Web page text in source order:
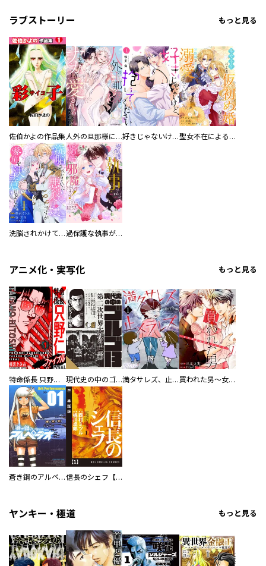
ラブストーリー もっと見る
佐伯かよの作品集 人外の旦那様に娶られ毎晩ナカまで愛される…。アンソロジー 好きじゃないけど、抱いてください【電子単行本版／特典おまけ付き】 聖女不在による仮初め婚なのに、不器用な王太子に溺愛されています【電子単行本版／特典おまけ付き】
洗脳されかけていた悪役令嬢ですが家出を決意しました。【電子単行本版／特典おまけ付き】 過保護な執事が私の婚活を邪魔してきます！ 分冊版
アニメ化・実写化 もっと見る
特命係長 只野仁ファイナル 愛蔵版 現代史の中のゴルゴ13 満タサレズ、止メラレズ 買われた男～女性限定快感セラピスト～【描き下ろしおまけ付き特装版】
蒼き鋼のアルペジオ 信長のシェフ【単話版】
ヤンキー・極道 もっと見る